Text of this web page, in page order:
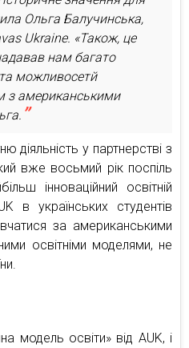
Ольга Балучинська,
Ukraine. «Також, це
нам багато
можливосетй
з американськими
діяльність у партнерстві з
вже восьмий рік поспіль
інноваційний освітній
в українських студентів
за американськими
освітніми моделями, не
модель освіти» від AUK, і